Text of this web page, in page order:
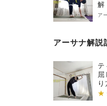
解
ア
アーサナ解説
テ
★